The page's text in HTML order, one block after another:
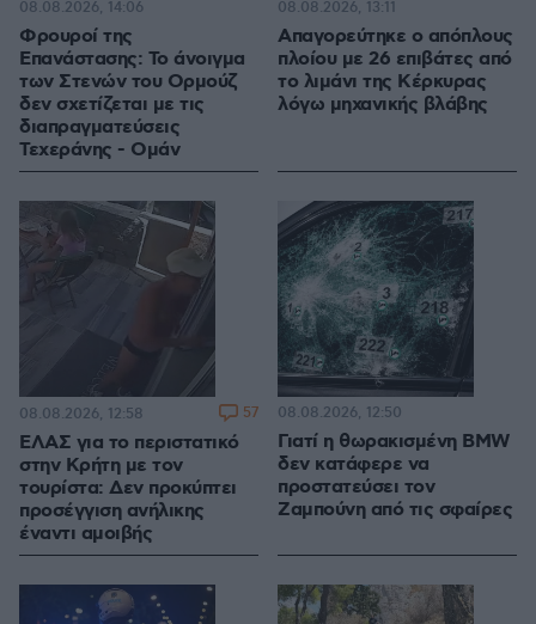
Φρουροί της
Επανάστασης: Το άνοιγμα
των Στενών του Ορμούζ
δεν σχετίζεται με τις
διαπραγματεύσεις
Τεχεράνης - Ομάν
08.08.2026, 14:06
Απαγορεύτηκε ο απόπλους
πλοίου με 26 επιβάτες από
το λιμάνι της Κέρκυρας
λόγω μηχανικής βλάβης
08.08.2026, 13:11
ΕΛΑΣ για το περιστατικό
στην Κρήτη με τον
τουρίστα: Δεν προκύπτει
προσέγγιση ανήλικης
έναντι αμοιβής
08.08.2026, 12:58 57
Γιατί η θωρακισμένη BMW
δεν κατάφερε να
προστατεύσει τον
Ζαμπούνη από τις σφαίρες
08.08.2026, 12:50